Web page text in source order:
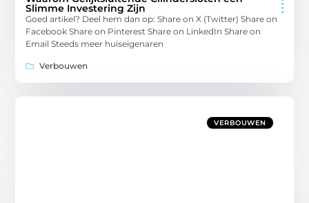
Slimme Investering Zijn
Goed artikel? Deel hem dan op: Share on X (Twitter) Share on
Facebook Share on Pinterest Share on LinkedIn Share on
Email Steeds meer huiseigenaren
Verbouwen
VERBOUWEN